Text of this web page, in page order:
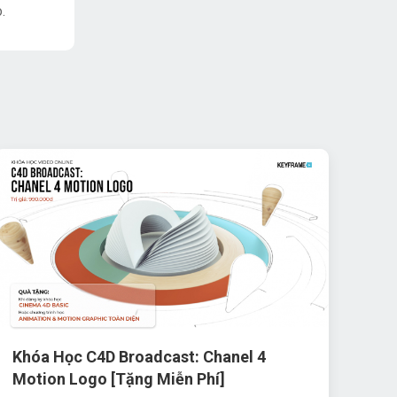
Khóa Học C4D Broadcast: Chanel 4
Motion Logo [Tặng Miễn Phí]